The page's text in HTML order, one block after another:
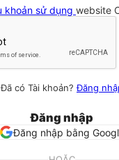
khoản sử dụng website
Đã có Tài khoản?Đăng
Đăng nhập
Đăng nhập bằng